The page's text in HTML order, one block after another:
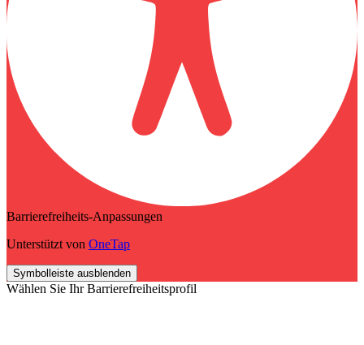
Barrierefreiheits-Anpassungen
Unterstützt von OneTap
Symbolleiste ausblenden
Wählen Sie Ihr Barrierefreiheitsprofil